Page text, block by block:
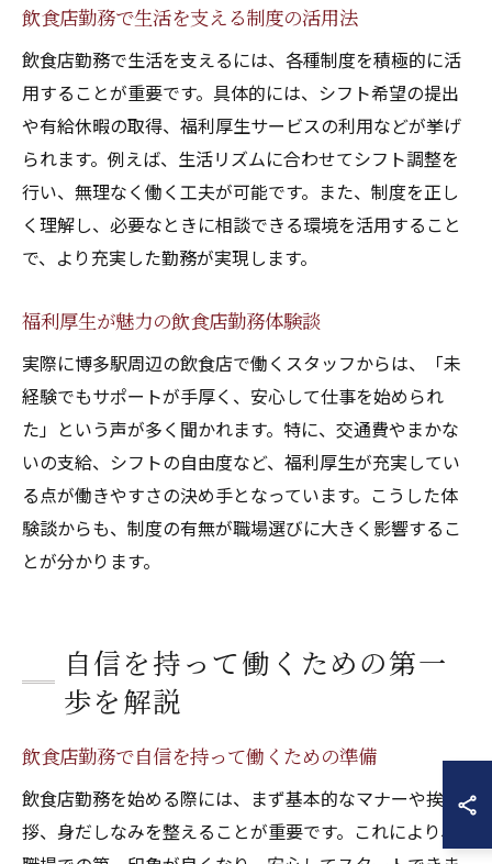
飲食店勤務で生活を支える制度の活用法
飲食店勤務で生活を支えるには、各種制度を積極的に活
用することが重要です。具体的には、シフト希望の提出
や有給休暇の取得、福利厚生サービスの利用などが挙げ
られます。例えば、生活リズムに合わせてシフト調整を
行い、無理なく働く工夫が可能です。また、制度を正し
く理解し、必要なときに相談できる環境を活用すること
で、より充実した勤務が実現します。
福利厚生が魅力の飲食店勤務体験談
実際に博多駅周辺の飲食店で働くスタッフからは、「未
経験でもサポートが手厚く、安心して仕事を始められ
た」という声が多く聞かれます。特に、交通費やまかな
いの支給、シフトの自由度など、福利厚生が充実してい
る点が働きやすさの決め手となっています。こうした体
験談からも、制度の有無が職場選びに大きく影響するこ
とが分かります。
自信を持って働くための第一
歩を解説
飲食店勤務で自信を持って働くための準備
飲食店勤務を始める際には、まず基本的なマナーや挨
拶、身だしなみを整えることが重要です。これにより、